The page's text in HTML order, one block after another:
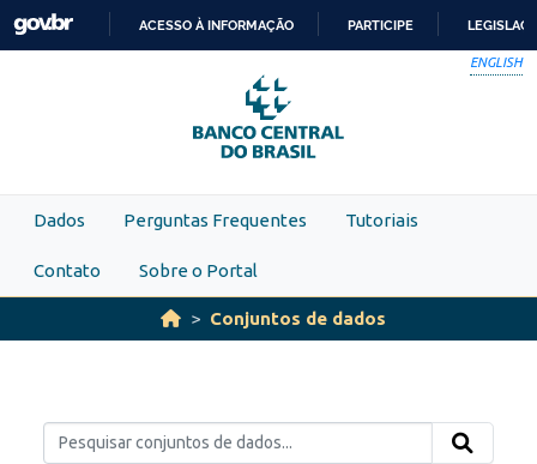
Skip to main content
PARA
O
CONTEÚDO
ACESSO À INFORMAÇÃO PARTICIPE
ENGLISH
Dados Perguntas Frequentes Tutoriais
Contato Sobre o Portal
Conjuntos de dados